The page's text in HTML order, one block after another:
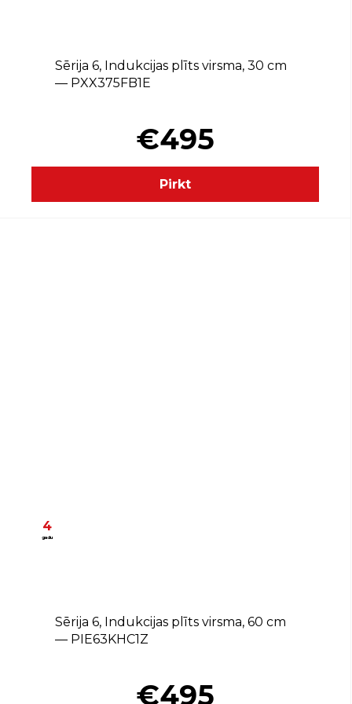
Sērija 6, Indukcijas plīts virsma, 30 cm
— PXX375FB1E
€495
Pirkt
4
gadu
Sērija 6, Indukcijas plīts virsma, 60 cm
— PIE63KHC1Z
€495